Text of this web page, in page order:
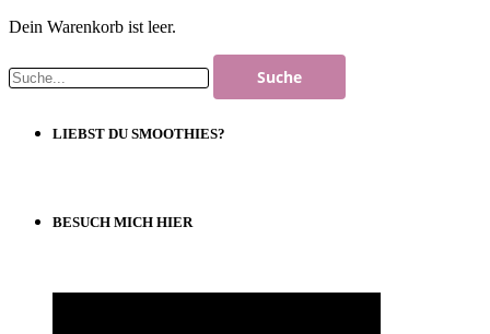
Dein Warenkorb ist leer.
LIEBST DU SMOOTHIES?
BESUCH MICH HIER